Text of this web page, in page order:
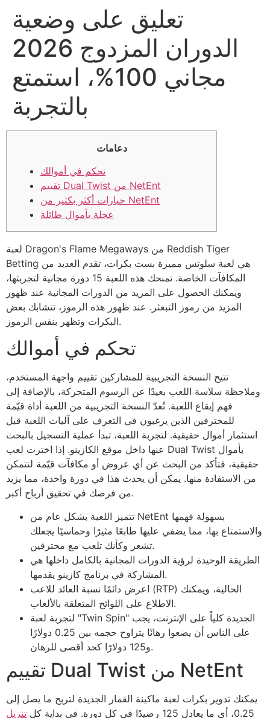
تعليق على وضعية
الدوران المزدوج 2026
مجاني 100%، استمتع
بالتجربة
دعامات
تحكم في أموالك
تقييم Dual Twist من NetEnt
خيارات أكثر بكثير من NetEnt
عجلة بأموال طائلة
لعبة Dragon's Flame Megaways من Reddish Tiger
Betting هي لعبة سلوتس مميزة بست بكرات، تقدم العديد من
المكافآت الخاصة. تمنحك هذه اللعبة 15 دورة مجانية لتجربتها،
ويمكنك الحصول على المزيد من الدورات المجانية عند ظهور
المزيد من رموز التبعثر. عند ظهور هذه الرموز، تتشابك بعض
البكرات وتظهر بنفس الرموز.
تحكم في أموالك
تتيح النسخة التجريبية للمشاركين تقييم واجهة المستخدم،
وملاحظة سلاسة اللعب بعيدًا عن الرسوم المتحركة، بالإضافة إلى
فهم إيقاع اللعبة.تُعدّ النسخة التجريبية من اللعبة أداة قيّمة
للمحترفين الذين يرغبون في التعرف على آليات اللعبة قبل
استثمار أموال حقيقية. لتجربة اللعبة، تبدأ عملية التسجيل بالبحث
عنها داخل موقع الكازينو. إذا اخترت لعب Dual Twist بأموال
حقيقية، فتأكد من البحث عن أي عروض أو مكافآت قيّمة لتتمكن
من الاستفادة منها. يمكن أن يحدث هذا في دورة واحدة، مما يزيد
من فرصك في تحقيق أرباح أكبر.
تتميز اللعبة بشكل عام من NetEnt بسهولة فهمها
والاستمتاع بها، مما يضفي عليها طابعًا مثيرًا وحماسيًا يجعلك
تشعر وكأنك تلعب مع محترفين.
الطريقة الوحيدة لرؤية الدورات المجانية بالكامل داخلها هي
المشاركة في برنامج كازينو يقدمها.
اعرض دائمًا نسبة العائد للاعب (RTP) الحالية، ويمكنك
الاطلاع على اللوائح المتعلقة بالألعاب.
لتجربة لعبة "Twin Spin" الجديدة كلياً على الإنترنت، يجب
على الناس أن يضعوا رهانًا يتراوح حجمه بين 0.25 دولارًا
و125 دولارًا كحد أقصى للرهان.
تقييم Dual Twist من NetEnt
يمكنك تدوير بكرات لعبة ماكينة القمار الجديدة لتربح ما يصل إلى
0.25، أي ما يعادل 125 رصيدًا في كل دورة. في بداية كل
تنزيل